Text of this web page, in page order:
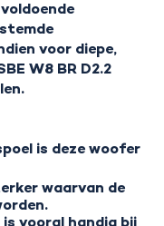
voldoende
voor diepe,
W8 BR D2.2
is deze woofer
waarvan de